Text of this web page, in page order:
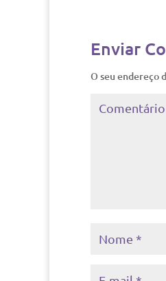
Enviar
O seu endereço